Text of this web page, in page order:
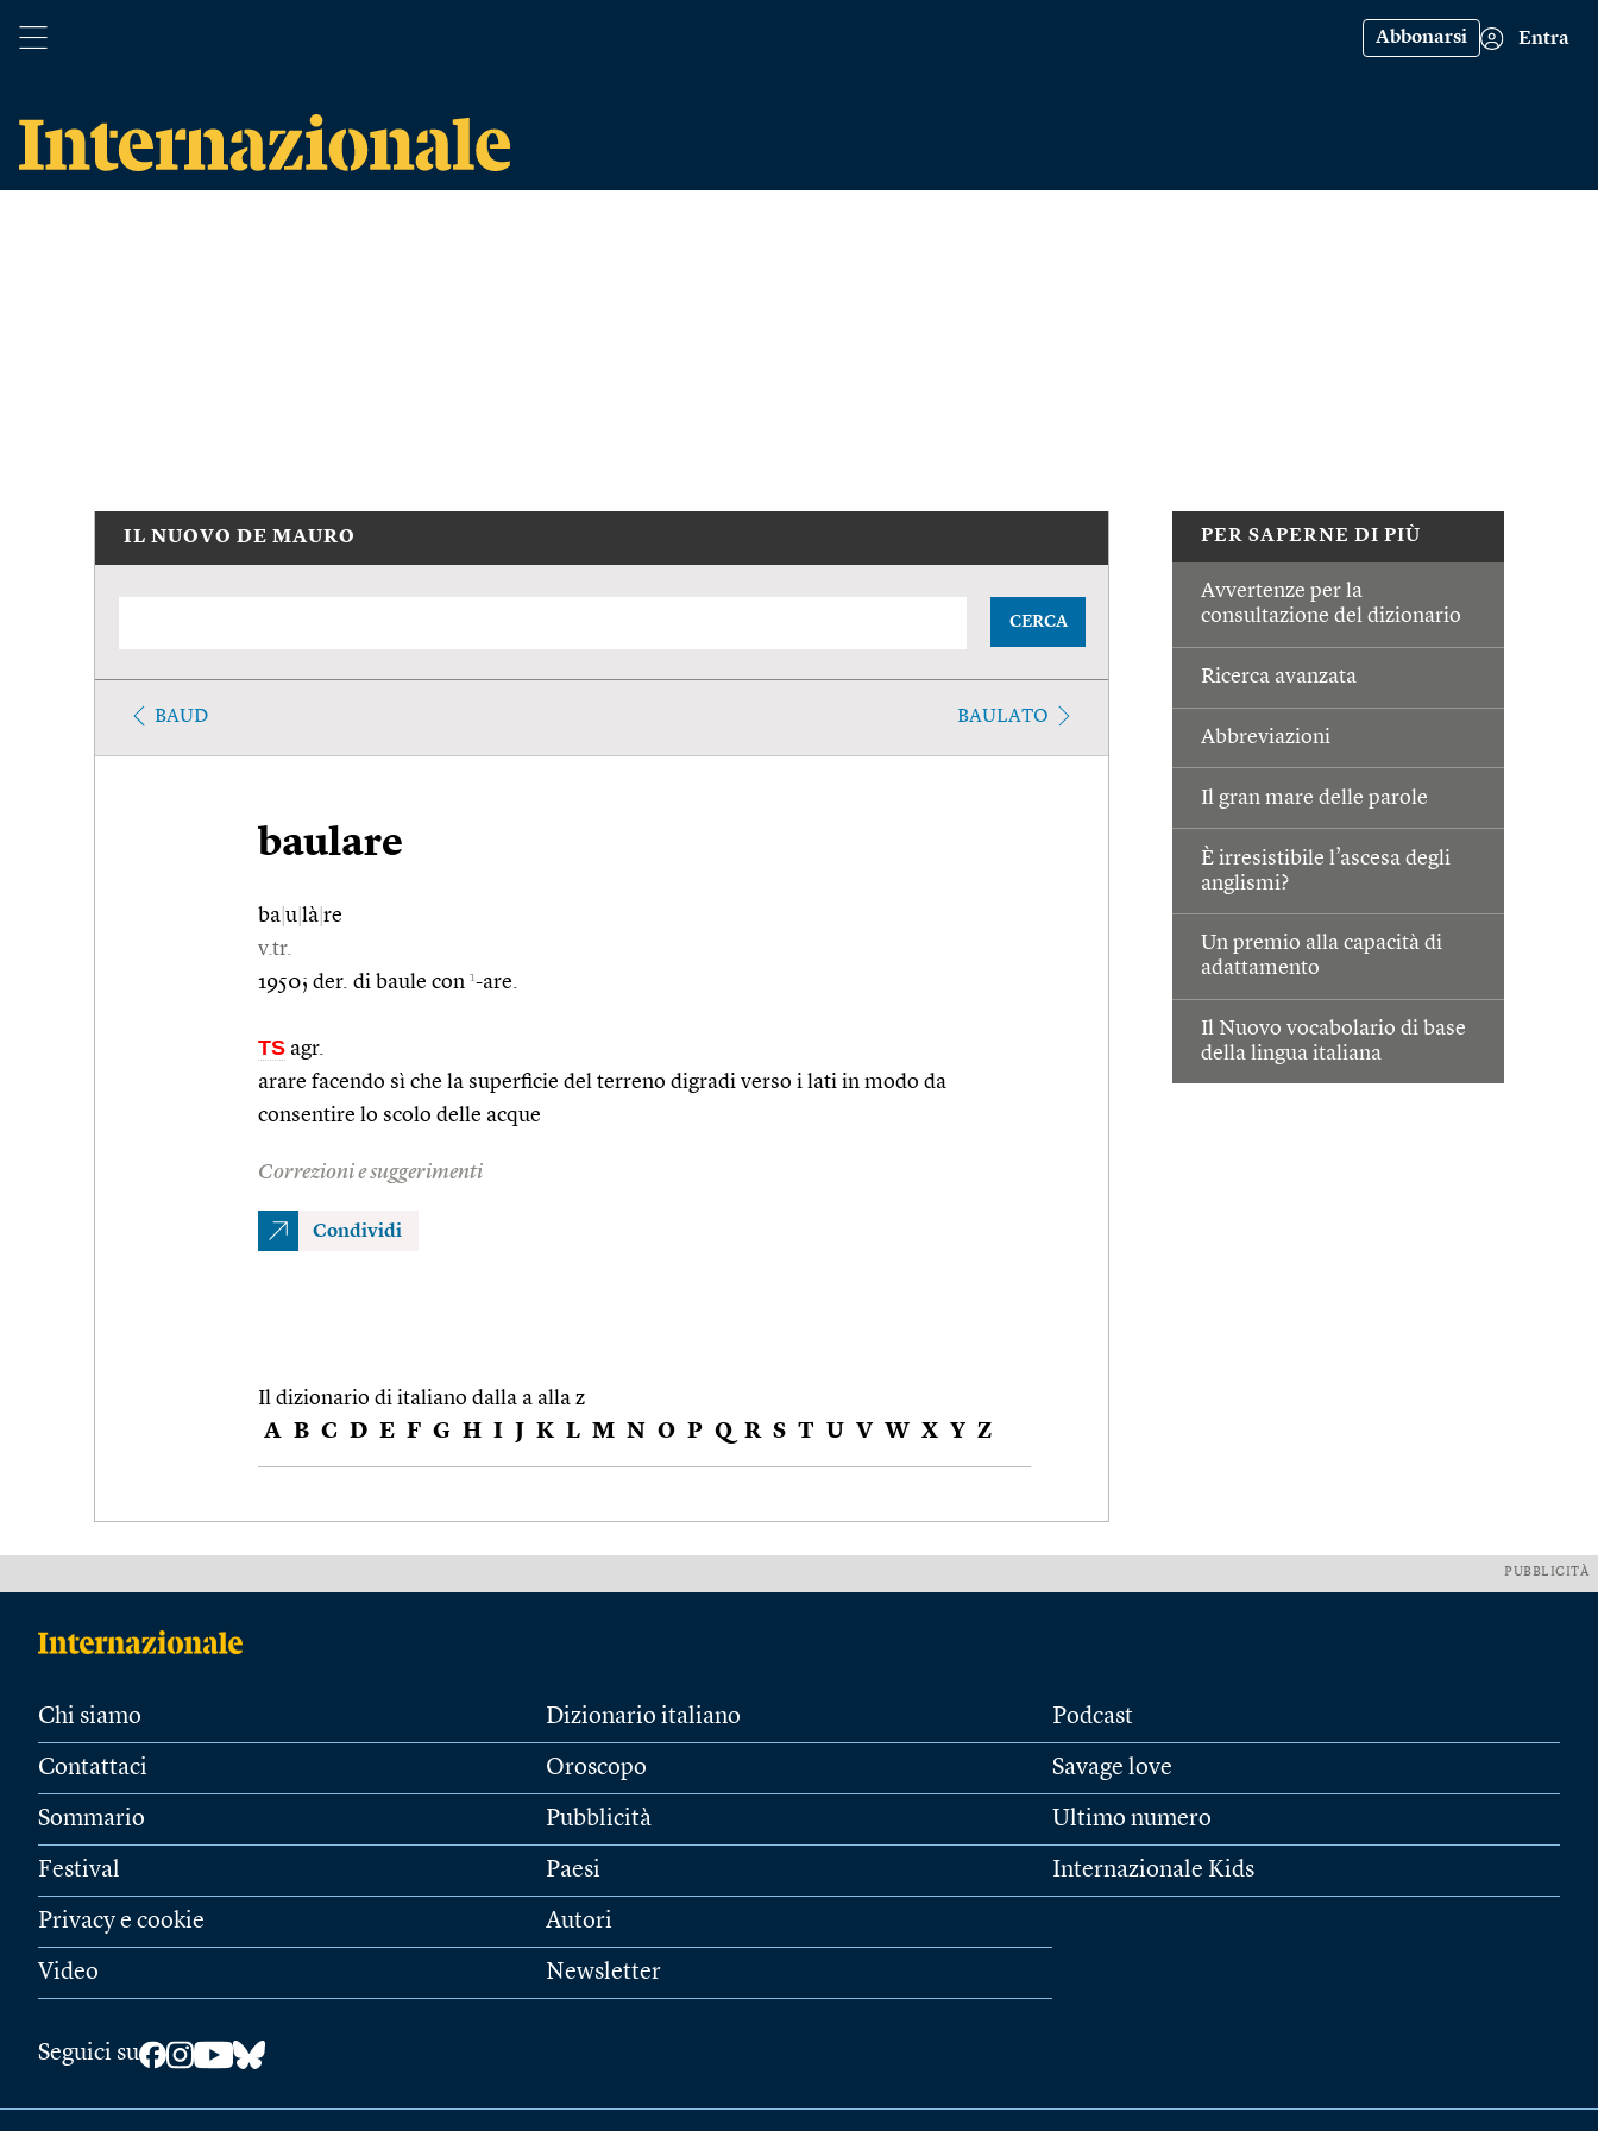
Abbonarsi Entra
PER SAPERNE DI PIÙ
Avvertenze per la
consultazione del dizionario
Ricerca avanzata
Abbreviazioni
Il gran mare delle parole
È irresistibile l’ascesa degli
anglismi?
Un premio alla capacità di
adattamento
Il Nuovo vocabolario di base
della lingua italiana
IL NUOVO DE MAURO
CERCA
BAUD BAULATO
baulare
ba u là re
v.tr.
1950; der. di baule con 1-are.
TS agr.
arare facendo sì che la superficie del terreno digradi verso i lati in modo da
consentire lo scolo delle acque
Correzioni e suggerimenti
Condividi
Il dizionario di italiano dalla a alla z
A B C D E F G H I J K L M N O P Q R S T U V W X Y Z
PUBBLICITÀ
Chi siamo
Contattaci
Sommario
Festival
Privacy e cookie
Video
Dizionario italiano
Oroscopo
Pubblicità
Paesi
Autori
Newsletter
Podcast
Savage love
Ultimo numero
Internazionale Kids
Seguici su